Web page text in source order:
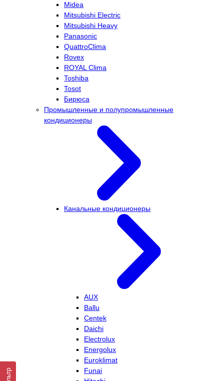
Midea
Mitsubishi Electric
Mitsubishi Heavy
Panasonic
QuattroClima
Rovex
ROYAL Clima
Toshiba
Tosot
Бирюса
Промышленные и полупромышленные
кондиционеры
Канальные кондиционеры
AUX
Ballu
Centek
Daichi
Electrolux
Energolux
Euroklimat
Funai